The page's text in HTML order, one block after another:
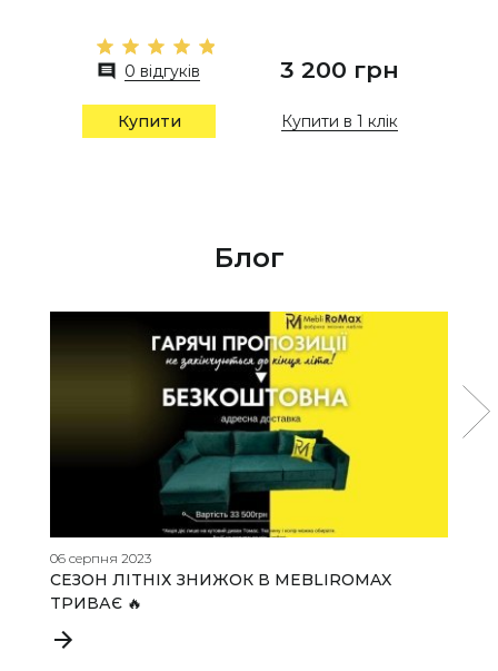
0 відгуків 3 200 грн
Купити Купити в 1 клік
Блог
06 серпня 2023
СЕЗОН ЛІТНІХ ЗНИЖОК В MEBLIROMAX
ТРИВАЄ 🔥